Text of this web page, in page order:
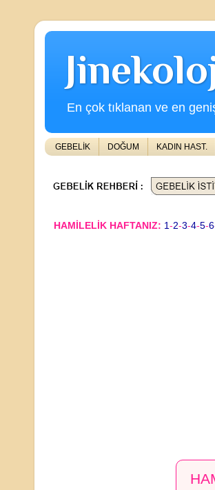
En çok tıklanan ve en
GEBELİK DOĞUM KADIN HAST.
HAMİLELİK HAFTANIZ: 1-2-3-4-5-6